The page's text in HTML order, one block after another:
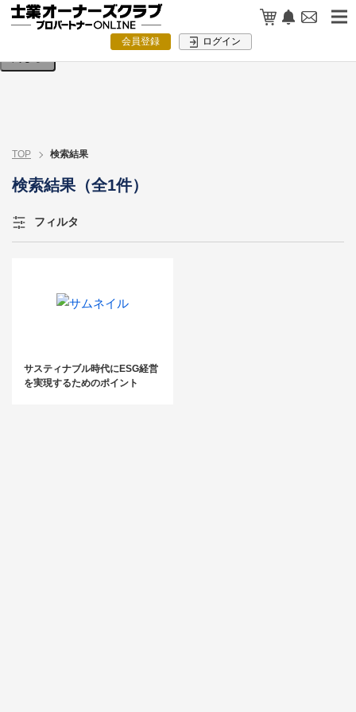
会員登録 ログイン
検索条件を入力してください。
TOP 検索結果
検索結果（全1件）
フィルタ
サスティナブル時代にESG経営
を実現するためのポイント